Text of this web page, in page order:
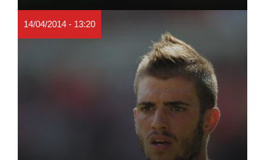
14/04/2014 - 13:20